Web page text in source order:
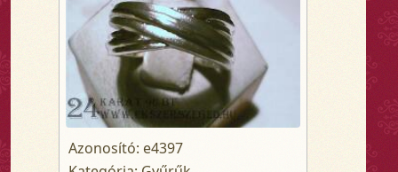
Azonosító: e4397